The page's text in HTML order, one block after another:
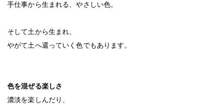
手仕事から生まれる、やさしい色。
そして土から生まれ、
やがて土へ還っていく色でもあります。
色を混ぜる楽しさ
濃淡を楽しんだり、